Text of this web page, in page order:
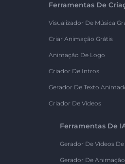
Ferramentas De
Visualizador De Música
Criar Animação Grátis
Animação De Logo
Criador De Intros
Gerador De Texto
Criador De Vídeos
Ferramentas De
Gerador De Vídeos
Gerador De